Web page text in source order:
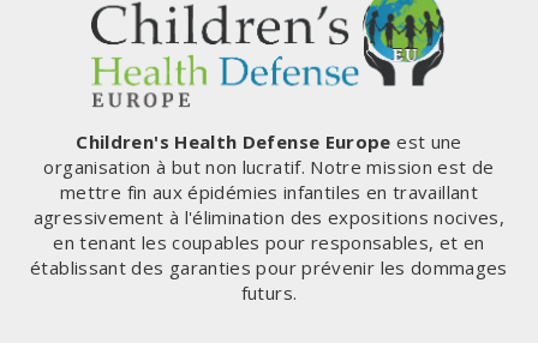
Children's Health Defense Europe est une
organisation à but non lucratif. Notre mission est de
mettre fin aux épidémies infantiles en travaillant
agressivement à l'élimination des expositions nocives,
en tenant les coupables pour responsables, et en
établissant des garanties pour prévenir les dommages
futurs.